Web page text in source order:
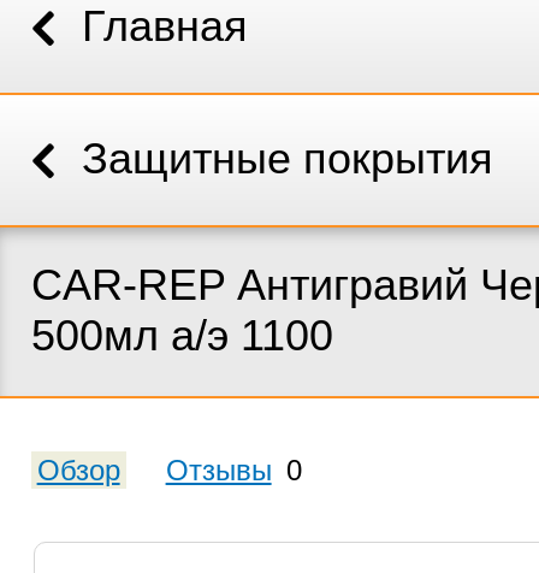
Главная
Защитные покрытия
CAR-REP Антигравий
500мл а/э 1100
Обзор Отзывы 0